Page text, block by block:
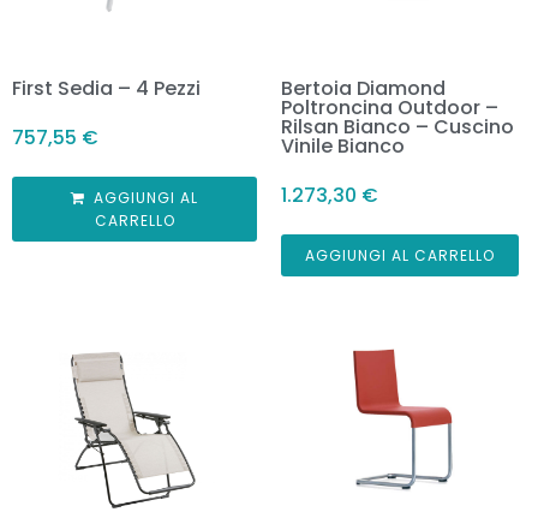
First Sedia – 4 Pezzi
757,55 €
AGGIUNGI AL
CARRELLO
Bertoia Diamond
Poltroncina Outdoor –
Rilsan Bianco – Cuscino
Vinile Bianco
1.273,30 €
AGGIUNGI AL CARRELLO